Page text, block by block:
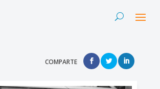
COMPARTE